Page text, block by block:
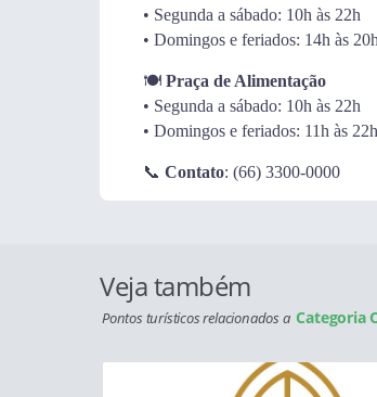
• Segunda a sábado: 10h às 22h
• Domingos e feriados: 14h às 20h
🍽️ Praça de Alimentação
• Segunda a sábado: 10h às 22h
• Domingos e feriados: 11h às 22h
📞 Contato: (66) 3300-0000
Veja também
Pontos turísticos relacionados a Categoria